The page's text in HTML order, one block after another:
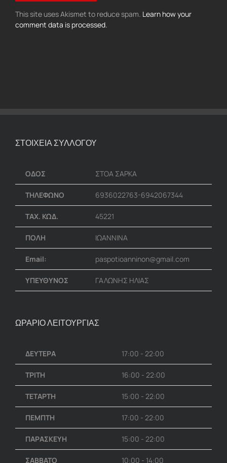
This site uses Akismet to reduce spam. Learn how your
comment data is processed.
ΣΤΟΙΧΕΙΑ ΣΥΛΛΟΓΟΥ
ΟΔΟΣ ΣΤΟΑ ΣΑΡΚΑ
ΤΗΛΕΦΩΝΟ 6936022763-6942067344
ΤΑΧ. ΚΩΔ. 45221
ΠΟΛΗ ΙΩΑΝΝΙΝΑ
Email: paspotioanninon@gmail.com
ΥΠΕΥΘΥΝΟΣ ΓΑΛΩΝΗΣ ΗΛΙΑΣ
ΩΡΑΡΙΟ ΛΕΙΤΟΥΡΓΙΑΣ
ΔΕΥΤΕΡΑ 17:00 - 22:00
ΤΡΙΤΗ 16:00 - 22:00
ΤΕΤΑΡΤΗ 15:00 - 22:00
ΠΕΜΠΤΗ 17:00 - 22:00
ΠΑΡΑΣΚΕΥΗ 15:00 - 22:00
ΣΑΒΒΑΤΟ 10:00 - 14:00